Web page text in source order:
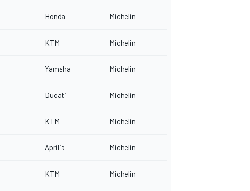
Honda Michelin
KTM Michelin
Yamaha Michelin
Ducati Michelin
KTM Michelin
Aprilia Michelin
KTM Michelin